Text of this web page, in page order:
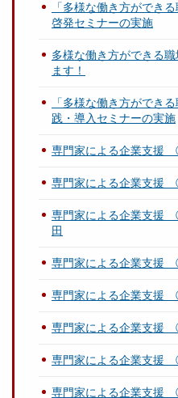
「多様な働き方ができ
啓発セミナーの実施
多様な働き方ができる
ます！
「多様な働き方ができ
践・導入セミナーの実施
専門家による企業支援
専門家による企業支援
専門家による企業支援
田
専門家による企業支援
専門家による企業支援
専門家による企業支援
専門家による企業支援
専門家による企業支援